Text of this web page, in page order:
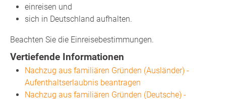
einreisen und
sich in Deutschland aufhalten.
Beachten Sie die Einreisebestimmungen.
Vertiefende Informationen
Nachzug aus familiären Gründen (Ausländer) -
Aufenthaltserlaubnis beantragen
Nachzug aus familiären Gründen (Deutsche) -